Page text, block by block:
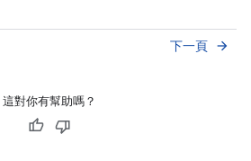
下一頁 arrow_forward
這對你有幫助嗎？